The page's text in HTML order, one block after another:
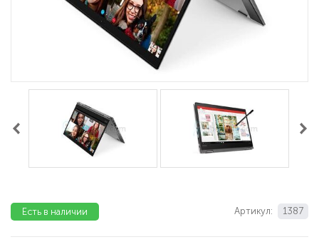
Артикул: 1387
Есть в наличии